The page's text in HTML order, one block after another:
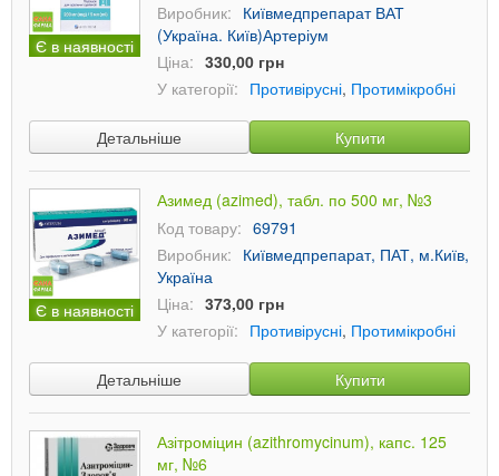
Є в наявності
Виробник: Київмедпрепарат ВАТ
(Україна. Київ)Артеріум
Ціна: 330,00 грн
У категорії: Противірусні, Протимікробні
Детальніше Купити
Є в наявності
Азимед (azimed), табл. по 500 мг, №3
Код товару: 69791
Виробник: Київмедпрепарат, ПАТ, м.Київ,
Україна
Ціна: 373,00 грн
У категорії: Противірусні, Протимікробні
Детальніше Купити
Азітроміцин (azithromycinum), капс. 125
мг, №6